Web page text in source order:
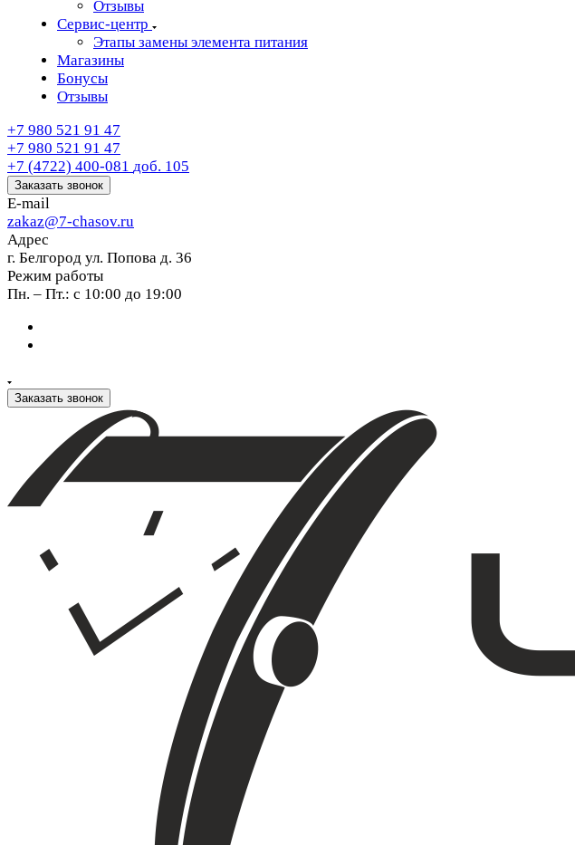
Отзывы
Сервис-центр
Этапы замены элемента питания
Магазины
Бонусы
Отзывы
+7 980 521 91 47
+7 980 521 91 47
+7 (4722) 400-081 доб. 105
Заказать звонок
E-mail
zakaz@7-chasov.ru
Адрес
г. Белгород ул. Попова д. 36
Режим работы
Пн. – Пт.: с 10:00 до 19:00
Заказать звонок